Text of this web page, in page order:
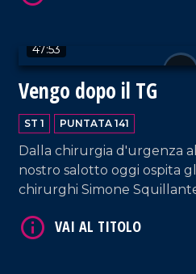
47:53
Vengo dopo il TG
ST 1 PUNTATA 141
Dalla chirurgia d'urgenza
nostro salotto oggi ospita
chirurghi Simone
"Kate Sherasade Vibo
VAI AL TITOLO